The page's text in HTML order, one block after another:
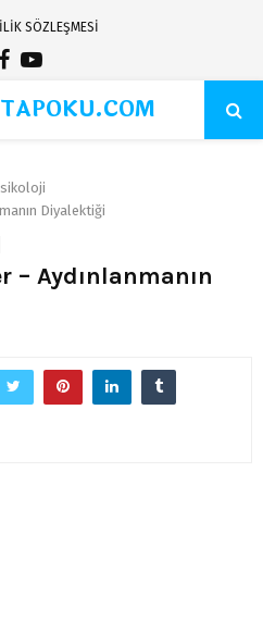
SÖZLEŞMESİ
Facebook
Youtube
Diyalektiği
– Aydınlanmanın